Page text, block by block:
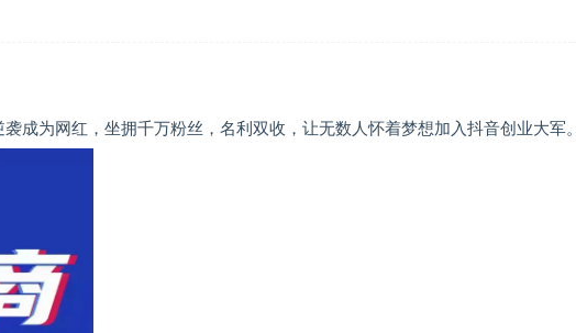
成为网红，坐拥千万粉丝，名利双收，让无数人怀着梦想加入抖音创业大军。